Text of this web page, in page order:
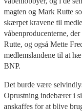
magten og Mark Rutte
skærpet kravene til
våbenproducenterne,
Rutte, og også Mette
medlemslandene til at
BNP.
Det burde være
Oprustning indebærer i
anskaffes for at blive